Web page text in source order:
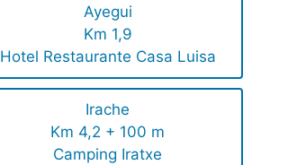
Ayegui
Km 1,9
Hotel Restaurante Casa Luisa
Irache
Km 4,2 + 100 m
Camping Iratxe